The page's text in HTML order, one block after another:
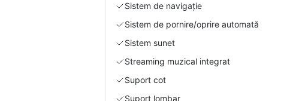
Sistem de navigație
Sistem de pornire/oprire automată
Sistem sunet
Streaming muzical integrat
Suport cot
Suport lombar